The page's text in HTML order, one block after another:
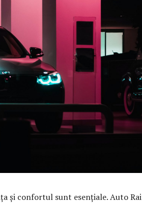
și confortul sunt esențiale. Auto